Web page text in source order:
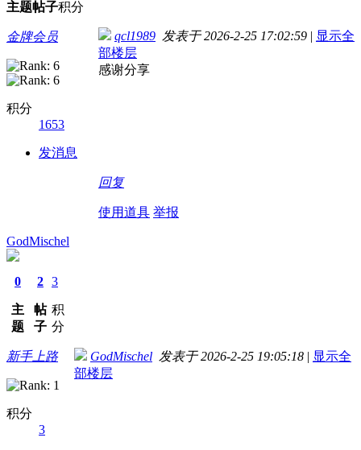
主题帖子积分
金牌会员
积分
1653
发消息
qcl1989 发表于 2026-2-25 17:02:59 | 显示全
部楼层
感谢分享
回复
使用道具 举报
GodMischel
0
主
题
2
帖
子
3
积
分
新手上路
积分
3
GodMischel 发表于 2026-2-25 19:05:18 | 显示全
部楼层